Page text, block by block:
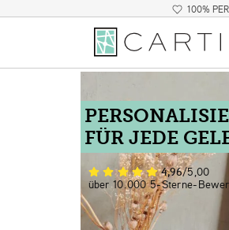
100%
FÜR JEDE
4,96/5,00
über 10.000 5-Sterne-